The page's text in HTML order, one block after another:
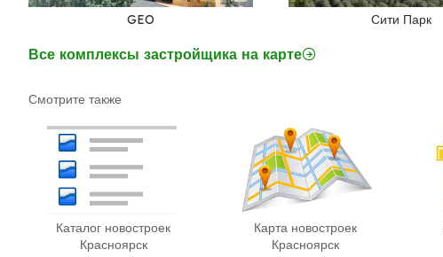
GEO Сити Парк
Все комплексы застройщика на карте
Смотрите также
Каталог новостроек
Красноярск
Карта новостроек
Красноярск